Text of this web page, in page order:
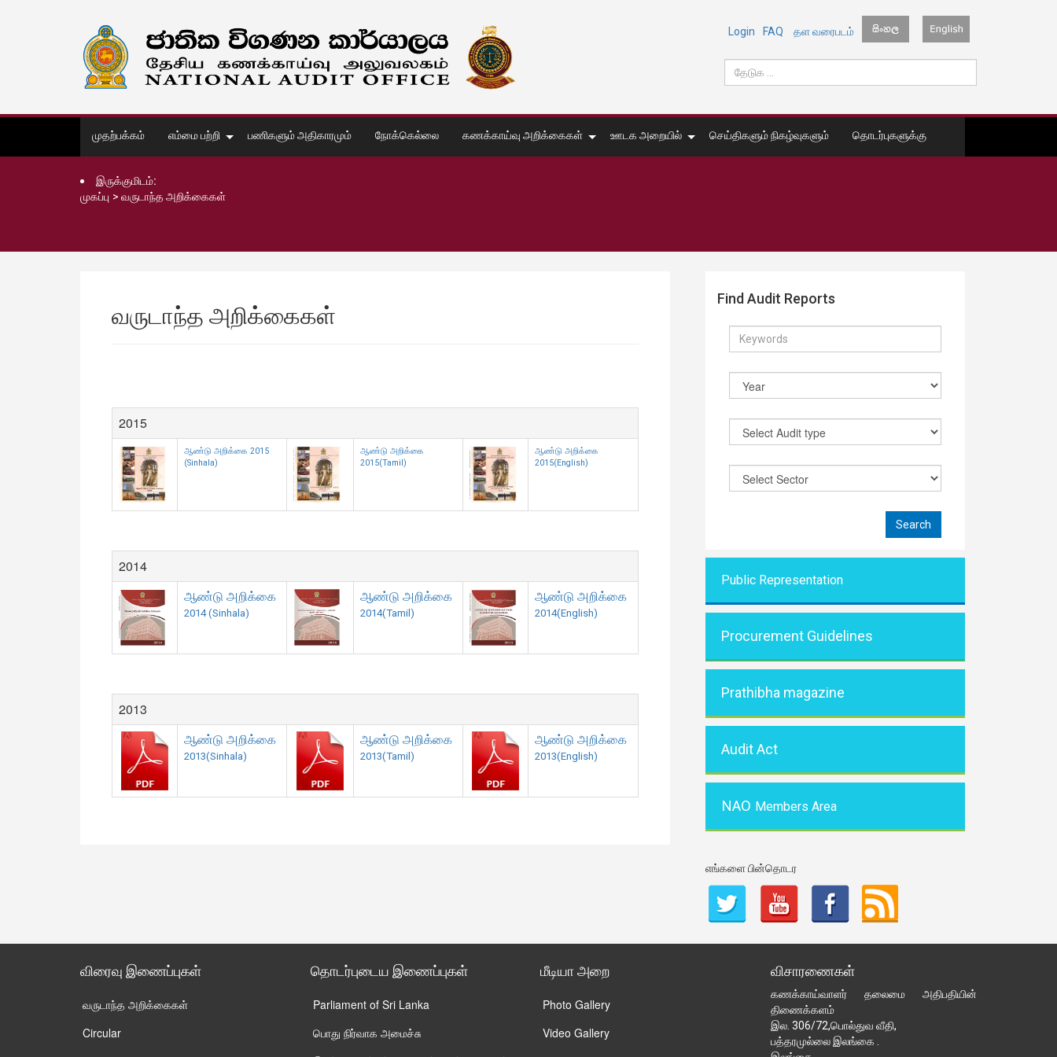
Login FAQ தள வரைபடம்
முதற்பக்கம் எம்மை பற்றி பணிகளும் அதிகாரமும் நோக்கெல்லை கணக்காய்வு அறிக்கைகள் ஊடக அறையில் செய்திகளும் நிகழ்வுகளும் தொடர்புகளுக்கு
இருக்குமிடம்:
முகப்பு > வருடாந்த அறிக்கைகள்
வருடாந்த அறிக்கைகள்
2015
ஆண்டு அறிக்கை 2015
(Sinhala)
ஆண்டு அறிக்கை
2015(Tamil)
ஆண்டு அறிக்கை
2015(English)
2014
ஆண்டு அறிக்கை
2014 (Sinhala)
ஆண்டு அறிக்கை
2014(Tamil)
ஆண்டு அறிக்கை
2014(English)
2013
ஆண்டு அறிக்கை
2013(Sinhala)
ஆண்டு அறிக்கை
2013(Tamil)
ஆண்டு அறிக்கை
2013(English)
Find Audit Reports
Public Representation
Procurement Guidelines
Prathibha magazine
Audit Act
NAO Members Area
எங்களை பின்தொடர
விரைவு இணைப்புகள்
வருடாந்த அறிக்கைகள்
Circular
தொடர்புடைய இணைப்புகள்
Parliament of Sri Lanka
பொது நிர்வாக அமைச்சு
மீடியா அறை
Photo Gallery
Video Gallery
விசாரணைகள்
கணக்காய்வாளர் தலைமை அதிபதியின்
திணைக்களம்
இல. 306/72,பொல்துவ வீதி,
பத்தரமுல்லை இலங்கை .